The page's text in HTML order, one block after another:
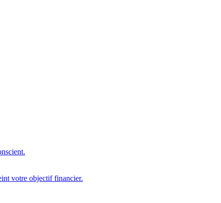
votre objectif financier.